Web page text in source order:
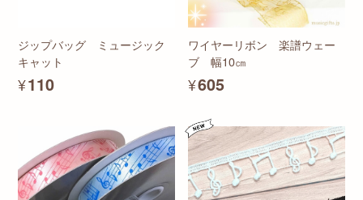
ジップバッグ ミュージック
キャット
¥110
ワイヤーリボン 楽譜ウェー
ブ 幅10㎝
¥605